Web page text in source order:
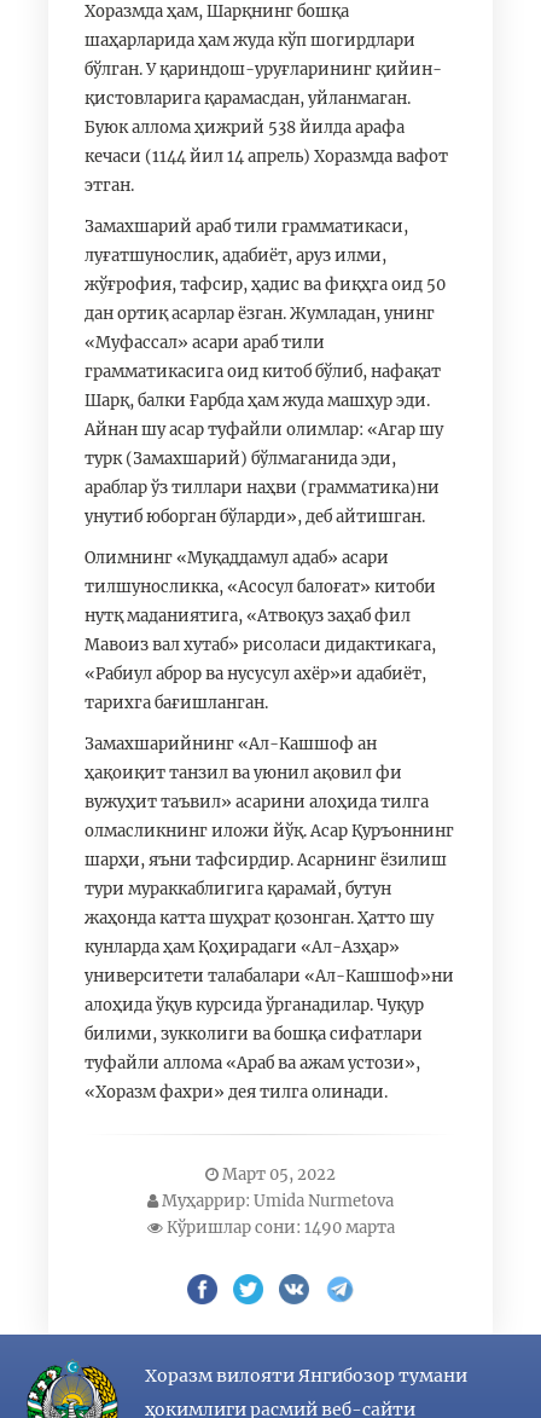
Хоразмда ҳам, Шарқнинг бошқа
шаҳарларида ҳам жуда кўп шогирдлари
бўлган. У қариндош-уруғларининг қийин-
қистовларига қарамасдан, уйланмаган.
Буюк аллома ҳижрий 538 йилда арафа
кечаси (1144 йил 14 апрель) Хоразмда вафот
этган.
Замахшарий араб тили грамматикаси,
луғатшунослик, адабиёт, аруз илми,
жўғрофия, тафсир, ҳадис ва фиқҳга оид 50
дан ортиқ асарлар ёзган. Жумладан, унинг
«Муфассал» асари араб тили
грамматикасига оид китоб бўлиб, нафақат
Шарқ, балки Ғарбда ҳам жуда машҳур эди.
Айнан шу асар туфайли олимлар: «Агар шу
турк (Замахшарий) бўлмаганида эди,
араблар ўз тиллари наҳви (грамматика)ни
унутиб юборган бўларди», деб айтишган.
Олимнинг «Муқаддамул адаб» асари
тилшуносликка, «Асосул балоғат» китоби
нутқ маданиятига, «Атвоқуз заҳаб фил
Мавоиз вал хутаб» рисоласи дидактикага,
«Рабиул аброр ва нусусул ахёр»и адабиёт,
тарихга бағишланган.
Замахшарийнинг «Ал-Кашшоф ан
ҳақоиқит танзил ва уюнил ақовил фи
вужуҳит таъвил» асарини алоҳида тилга
олмасликнинг иложи йўқ. Асар Қуръоннинг
шарҳи, яъни тафсирдир. Асарнинг ёзилиш
тури мураккаблигига қарамай, бутун
жаҳонда катта шуҳрат қозонган. Ҳатто шу
кунларда ҳам Қоҳирадаги «Ал-Азҳар»
университети талабалари «Ал-Кашшоф»ни
алоҳида ўқув курсида ўрганадилар. Чуқур
билими, зукколиги ва бошқа сифатлари
туфайли аллома «Араб ва ажам устози»,
«Хоразм фахри» дея тилга олинади.
Март 05, 2022
Муҳаррир: Umida Nurmetova
Кўришлар сони: 1490 марта
Хоразм вилояти Янгибозор тумани
ҳокимлиги расмий веб-сайти